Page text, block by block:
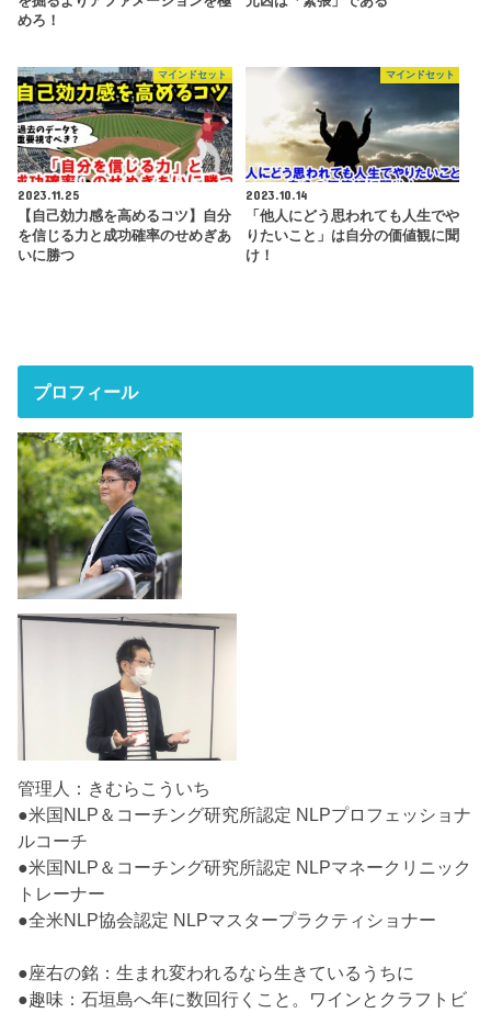
めろ！
マインドセット
2023.11.25
【自己効力感を高めるコツ】自分
を信じる力と成功確率のせめぎあ
いに勝つ
マインドセット
2023.10.14
「他人にどう思われても人生でや
りたいこと」は自分の価値観に聞
け！
プロフィール
管理人：きむらこういち
●米国NLP＆コーチング研究所認定 NLPプロフェッショナ
ルコーチ
●米国NLP＆コーチング研究所認定 NLPマネークリニック
トレーナー
●全米NLP協会認定 NLPマスタープラクティショナー
●座右の銘：生まれ変われるなら生きているうちに
●趣味：石垣島へ年に数回行くこと。ワインとクラフトビ